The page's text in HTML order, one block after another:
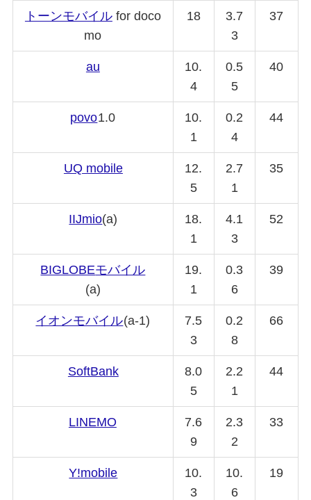
トーンモバイルfor doco
mo
18
3.7
3
37
au
10.
4
0.5
5
40
povo1.0
10.
1
0.2
4
44
UQ mobile
12.
5
2.7
1
35
IIJmio(a)
18.
1
4.1
3
52
BIGLOBEモバイル
(a)
19.
1
0.3
6
39
イオンモバイル(a-1)
7.5
3
0.2
8
66
SoftBank
8.0
5
2.2
1
44
LINEMO
7.6
9
2.3
2
33
Y!mobile
10.
3
10.
6
19